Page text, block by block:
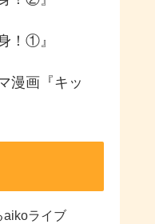
！①』
漫画『キッ
aikoライブ